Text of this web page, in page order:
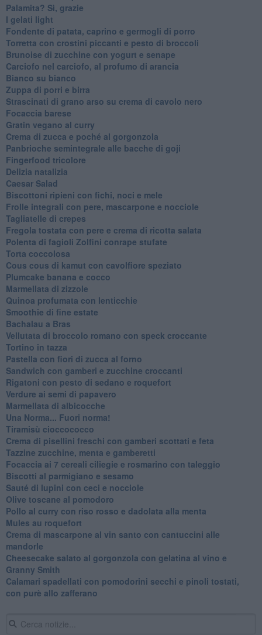
Palamita? Sì, grazie
I gelati light
Fondente di patata, caprino e germogli di porro
Torretta con crostini piccanti e pesto di broccoli
Brunoise di zucchine con yogurt e senape
Carciofo nel carciofo, al profumo di arancia
Bianco su bianco
Zuppa di porri e birra
Strascinati di grano arso su crema di cavolo nero
Focaccia barese
Gratin vegano al curry
Crema di zucca e poché al gorgonzola
Panbrioche semintegrale alle bacche di goji
Fingerfood tricolore
Delizia natalizia
Caesar Salad
Biscottoni ripieni con fichi, noci e mele
Frolle integrali con pere, mascarpone e nocciole
Tagliatelle di crepes
Fregola tostata con pere e crema di ricotta salata
Polenta di fagioli Zolfini conrape stufate
Torta coccolosa
Cous cous di kamut con cavolfiore speziato
Plumcake banana e cocco
Marmellata di zizzole
Quinoa profumata con lenticchie
Smoothie di fine estate
Bachalau a Bras
Vellutata di broccolo romano con speck croccante
Tortino in tazza
Pastella con fiori di zucca al forno
Sandwich con gamberi e zucchine croccanti
Rigatoni con pesto di sedano e roquefort
Verdure ai semi di papavero
Marmellata di albicocche
Una Norma... Fuori norma!
Tiramisù cioccococco
Crema di pisellini freschi con gamberi scottati e feta
Tazzine zucchine, menta e gamberetti
Focaccia ai 7 cereali ciliegie e rosmarino con taleggio
Biscotti al parmigiano e sesamo
Sauté di lupini con ceci e nocciole
Olive toscane al pomodoro
Pollo al curry con riso rosso e dadolata alla menta
Mules au roquefort
Crema di mascarpone al vin santo con cantuccini alle
mandorle
Cheesecake salato al gorgonzola con gelatina al vino e
Granny Smith
Calamari spadellati con pomodorini secchi e pinoli tostati,
con purè allo zafferano